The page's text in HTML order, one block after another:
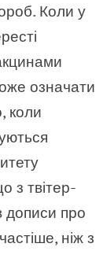
Коли у
означати
коли
з твітер-
дописи про
ніж з